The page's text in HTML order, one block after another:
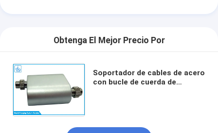
Obtenga El Mejor Precio Por
Soportador de cables de acero
con bucle de cuerda de